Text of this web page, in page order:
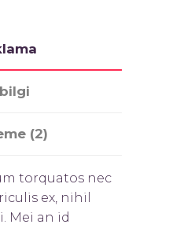
(2)
torquatos nec
ex, nihil
Mei an id